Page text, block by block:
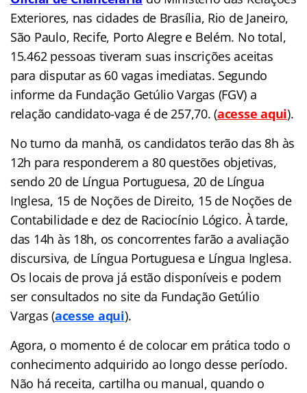
Exteriores, nas cidades de Brasília, Rio de Janeiro,
São Paulo, Recife, Porto Alegre e Belém. No total,
15.462 pessoas tiveram suas inscrições aceitas
para disputar as 60 vagas imediatas. Segundo
informe da Fundação Getúlio Vargas (FGV) a
relação candidato-vaga é de 257,70. (acesse aqui).
No turno da manhã, os candidatos terão das 8h às
12h para responderem a 80 questões objetivas,
sendo 20 de Língua Portuguesa, 20 de Língua
Inglesa, 15 de Noções de Direito, 15 de Noções de
Contabilidade e dez de Raciocínio Lógico. À tarde,
das 14h às 18h, os concorrentes farão a avaliação
discursiva, de Língua Portuguesa e Língua Inglesa.
Os locais de prova já estão disponíveis e podem
ser consultados no site da Fundação Getúlio
Vargas (acesse aqui).
Agora, o momento é de colocar em prática todo o
conhecimento adquirido ao longo desse período.
Não há receita, cartilha ou manual, quando o